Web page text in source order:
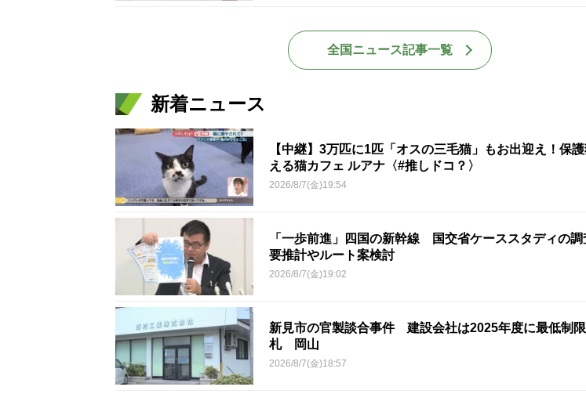
全国ニュース記事一覧
新着ニュース
【中継】3万匹に1匹「オスの三毛猫」もお出迎え！保
える猫カフェ ルアナ〈#推しドコ？〉
2026/8/7(金)19:54
「一歩前進」四国の新幹線 国交省ケーススタディの
要推計やルート案検討
2026/8/7(金)19:02
新見市の官製談合事件 建設会社は2025年度に最低制
札 岡山
2026/8/7(金)18:57